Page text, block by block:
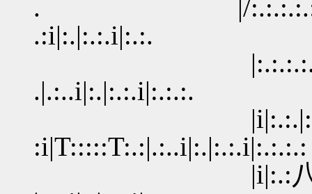
. |/
.:i|:.|:.:.i|:.:.
|:.:.:.:.:.:.:人
.|.:..i|:.|:.:.i|:.:.:.
:i|T:::::T:.:|.:..i|:.|:.:.i|:.:.:.:
|i|:.:八 ､:::ﾉ